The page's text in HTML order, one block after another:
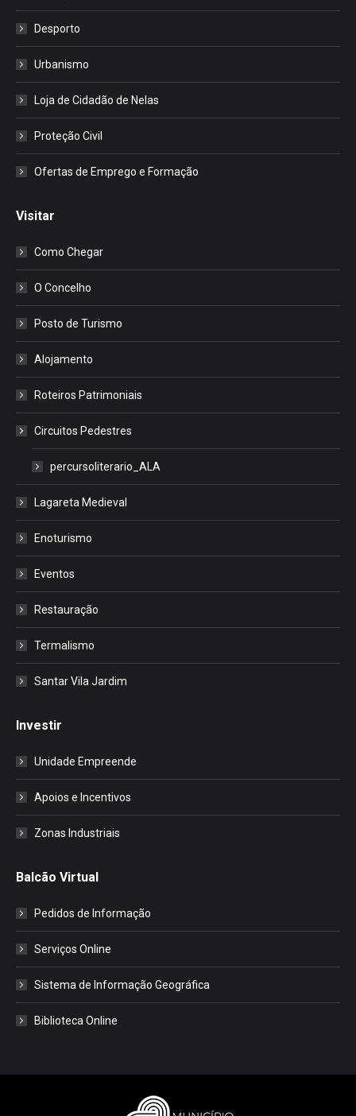
Desporto
Urbanismo
Loja de Cidadão de Nelas
Proteção Civil
Ofertas de Emprego e Formação
Visitar
Como Chegar
O Concelho
Posto de Turismo
Alojamento
Roteiros Patrimoniais
Circuitos Pedestres
percursoliterario_ALA
Lagareta Medieval
Enoturismo
Eventos
Restauração
Termalismo
Santar Vila Jardim
Investir
Unidade Empreende
Apoios e Incentivos
Zonas Industriais
Balcão Virtual
Pedidos de Informação
Serviços Online
Sistema de Informação Geográfica
Biblioteca Online